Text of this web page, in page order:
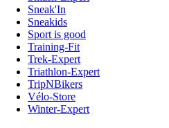
Sneak'In
Sneakids
Sport is good
Training-Fit
Trek-Expert
Triathlon-Expert
TripNBikers
Vélo-Store
Winter-Expert